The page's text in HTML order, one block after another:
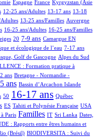
Espagne France Kyrgyzstan (Asie
12-25 ans/Adultes 13-17 ans 13-18
13-25 ans/Familles Auvergne
16-25 ans/Adultes 16-25 ans/Familles
20 7-9 ans Camargue EN
et écologique de l’eau 7-17 ans
Golf de Gascogne Alpes du Sud
: Formation pratique à
ans Bretagne - Normandie -
ans Bassin d’Arcachon Islande
50 16-17 ans Québec
ES Tahiti et Polynésie Française USA
Paris Familles IT Sri Lanka Dates,
: Rapports entre êtres humains et
(Brésil) BIODIVERSITA : Suivi du